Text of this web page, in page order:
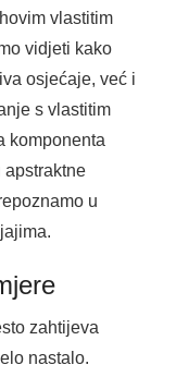
vlastitim
vidjeti kako
osjećaje, već i
s vlastitim
komponenta
apstraktne
u
zahtijeva
nastalo.